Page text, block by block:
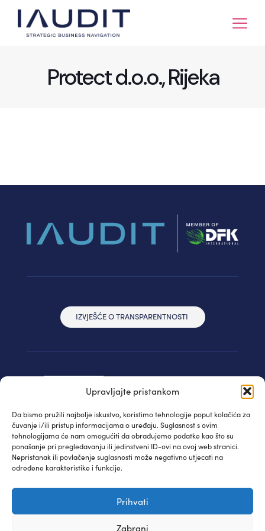
Upravljajte pristankom
Da bismo pružili najbolje iskustvo, koristimo tehnologije poput kolačića za
čuvanje i/ili pristup informacijama o uređaju. Suglasnost s ovim
tehnologijama će nam omogućiti da obrađujemo podatke kao što su
ponašanje pri pregledavanju ili jedinstveni ID-ovi na ovoj web stranici.
Nepristanak ili povlačenje suglasnosti može negativno utjecati na
određene karakteristike i funkcije.
Prihvati
Zabrani
Protect d.o.o., Rijeka
IZVJEŠĆE O TRANSPARENTNOSTI
Izjava privatnosti| WEB: